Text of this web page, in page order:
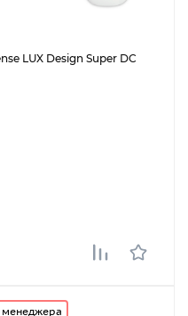
LUX Design Super DC
менеджера